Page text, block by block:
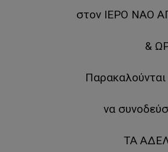
στον ΙΕΡΟ ΝΑΟ
&
Παρακαλούνται
να
ΤΑ